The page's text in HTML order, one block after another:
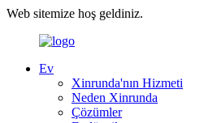
Web sitemize hoş geldiniz.
Ev
Xinrunda'nın Hizmeti
Neden Xinrunda
Çözümler